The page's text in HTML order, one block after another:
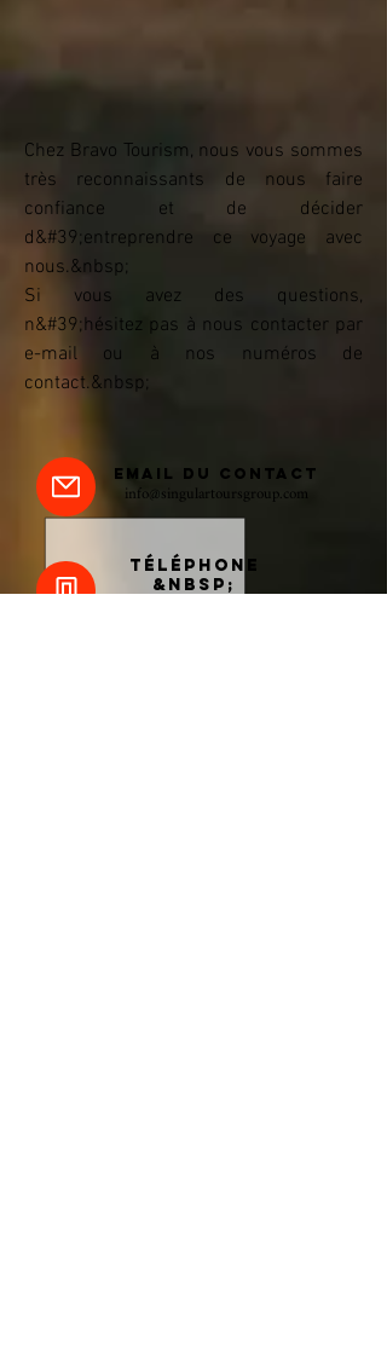
Chez Bravo Tourism, nous vous sommes
très reconnaissants de nous faire
confiance et de décider
d&#39;entreprendre ce voyage avec
nous.&nbsp;
Si vous avez des questions,
n&#39;hésitez pas à nous contacter par
e-mail ou à nos numéros de
contact.&nbsp;
Email du contact
info@singulartoursgroup.com
TÉLÉPHONE
&nbsp;
(+34)972 253 701